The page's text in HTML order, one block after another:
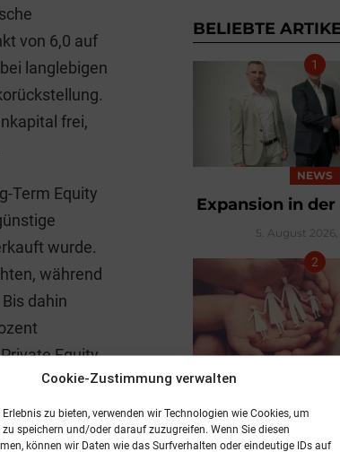
Cookie-Zustimmung verwalten
zu bieten, verwenden wir Technologien wie Cookies, um
speichern und/oder darauf zuzugreifen. Wenn Sie diesen
können wir Daten wie das Surfverhalten oder eindeutige IDs auf
von 6,0 auf
langlebigen
frei,
Term Equity
wurde.
während
dahin
Equity
BELIEBTE
NEWS
Expansion in
5. August 2026,
RISK-vario®
Leistungen
Budget